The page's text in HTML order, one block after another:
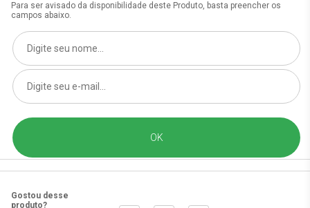
Para ser avisado da disponibilidade deste Produto, basta preencher os
campos abaixo.
Gostou desse
produto?